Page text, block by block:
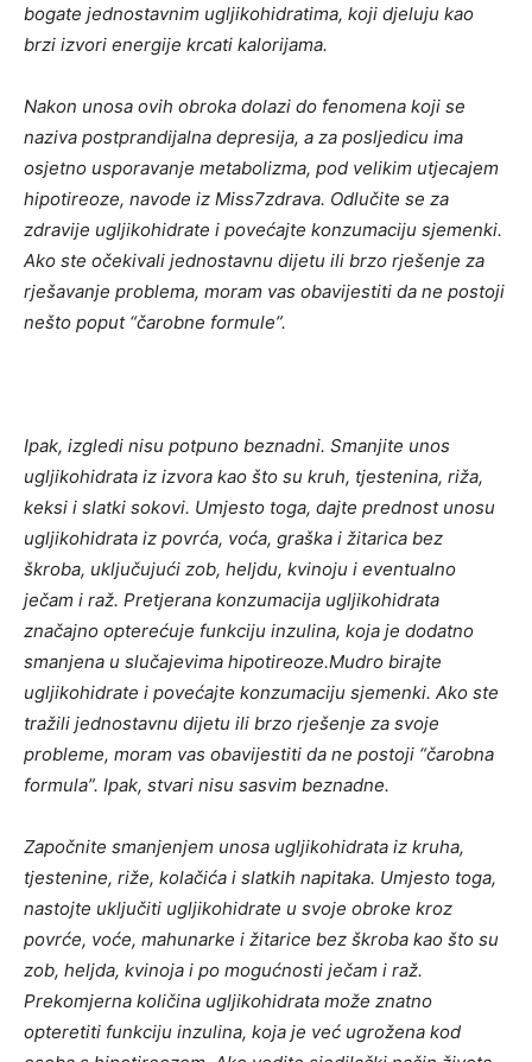
bogate jednostavnim ugljikohidratima, koji djeluju kao
brzi izvori energije krcati kalorijama.
Nakon unosa ovih obroka dolazi do fenomena koji se
naziva postprandijalna depresija, a za posljedicu ima
osjetno usporavanje metabolizma, pod velikim utjecajem
hipotireoze, navode iz Miss7zdrava. Odlučite se za
zdravije ugljikohidrate i povećajte konzumaciju sjemenki.
Ako ste očekivali jednostavnu dijetu ili brzo rješenje za
rješavanje problema, moram vas obavijestiti da ne postoji
nešto poput “čarobne formule”.
Ipak, izgledi nisu potpuno beznadni. Smanjite unos
ugljikohidrata iz izvora kao što su kruh, tjestenina, riža,
keksi i slatki sokovi. Umjesto toga, dajte prednost unosu
ugljikohidrata iz povrća, voća, graška i žitarica bez
škroba, uključujući zob, heljdu, kvinoju i eventualno
ječam i raž. Pretjerana konzumacija ugljikohidrata
značajno opterećuje funkciju inzulina, koja je dodatno
smanjena u slučajevima hipotireoze.Mudro birajte
ugljikohidrate i povećajte konzumaciju sjemenki. Ako ste
tražili jednostavnu dijetu ili brzo rješenje za svoje
probleme, moram vas obavijestiti da ne postoji “čarobna
formula”. Ipak, stvari nisu sasvim beznadne.
Započnite smanjenjem unosa ugljikohidrata iz kruha,
tjestenine, riže, kolačića i slatkih napitaka. Umjesto toga,
nastojte uključiti ugljikohidrate u svoje obroke kroz
povrće, voće, mahunarke i žitarice bez škroba kao što su
zob, heljda, kvinoja i po mogućnosti ječam i raž.
Prekomjerna količina ugljikohidrata može znatno
opteretiti funkciju inzulina, koja je već ugrožena kod